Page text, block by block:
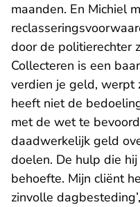
maanden. En Michiel
door de politierechter
Collecteren is een
verdien je geld, werpt
heeft niet de
met de wet te
daadwerkelijk geld
doelen. De hulp die
behoefte. Mijn cliënt
zinvolle